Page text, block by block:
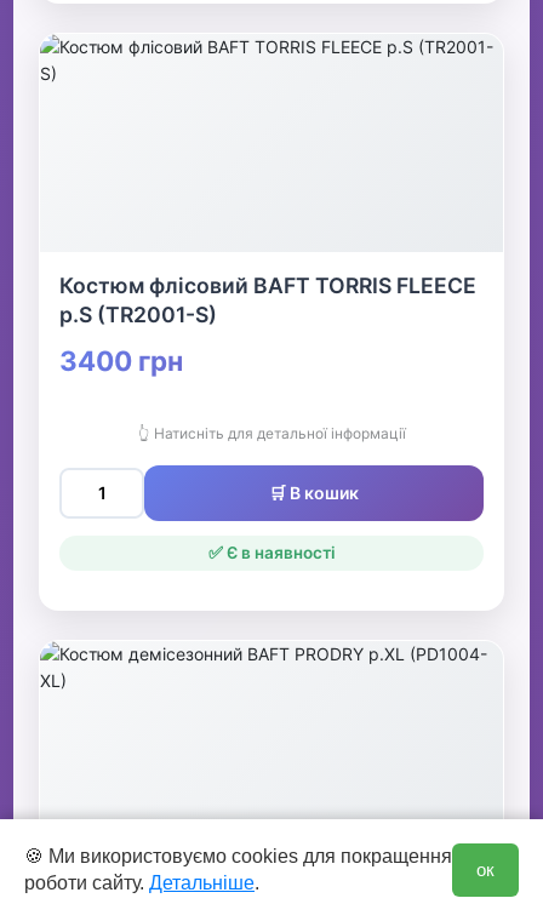
Костюм флісовий BAFT TORRIS FLEECE
р.S (TR2001-S)
3400 грн
👆 Натисніть для детальної інформації
🛒 В кошик
✅ Є в наявності
Костюм демісезонний BAFT PRODRY
🍪 Ми використовуємо cookies для покращення
роботи сайту. Детальніше.
ок
0